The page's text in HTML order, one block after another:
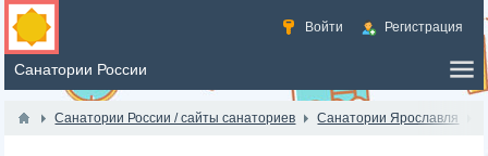
Войти Регистрация
Санатории России / сайты санаториев Санатории Ярославля